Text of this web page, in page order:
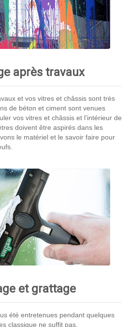
après travaux
et vos vitres et châssis sont très
de béton et ciment sont venues
vos vitres et châssis et l’intérieur de
doivent être aspirés dans les
le matériel et le savoir faire pour
et grattage
été entretenues pendant quelques
classique ne suffit pas.